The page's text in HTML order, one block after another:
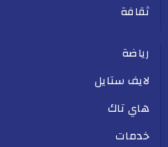
ثقافة
رياضة
لايف ستايل
هاي تاك
خدمات